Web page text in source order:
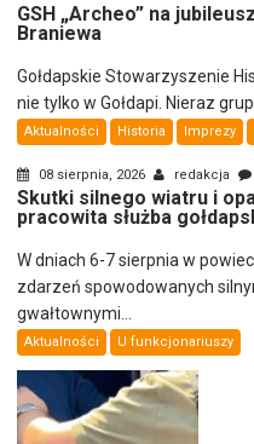
GSH „Archeo” na
Braniewa
Gołdapskie Stowarzyszenie
nie tylko w Gołdapi. Nieraz
Aktualności Historia Imprezy
08 sierpnia, 2026 redakcja
Skutki silnego wiatru i
pracowita służba
W dniach 6-7 sierpnia w
zdarzeń spowodowanych
gwałtownymi...
Aktualności U funkcjonariuszy